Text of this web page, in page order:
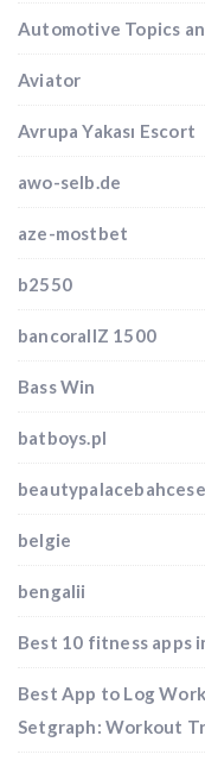
Automotive Topics
Aviator
Avrupa Yakası Escort
awo-selb.de
aze-mostbet
b2550
bancorallZ 1500
Bass Win
batboys.pl
belgie
bengalii
Best 10 fitness apps
Best App to Log
Setgraph: Workout